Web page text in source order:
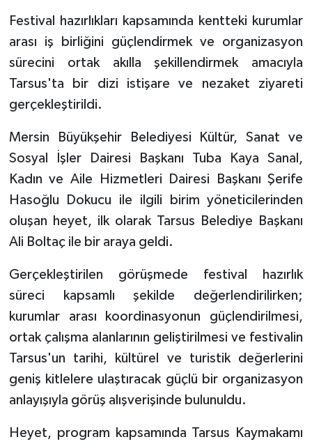
Festival hazırlıkları kapsamında kentteki kurumlar
arası iş birliğini güçlendirmek ve organizasyon
sürecini ortak akılla şekillendirmek amacıyla
Tarsus'ta bir dizi istişare ve nezaket ziyareti
gerçekleştirildi.
Mersin Büyükşehir Belediyesi Kültür, Sanat ve
Sosyal İşler Dairesi Başkanı Tuba Kaya Sanal,
Kadın ve Aile Hizmetleri Dairesi Başkanı Şerife
Hasoğlu Dokucu ile ilgili birim yöneticilerinden
oluşan heyet, ilk olarak Tarsus Belediye Başkanı
Ali Boltaç ile bir araya geldi.
Gerçekleştirilen görüşmede festival hazırlık
süreci kapsamlı şekilde değerlendirilirken;
kurumlar arası koordinasyonun güçlendirilmesi,
ortak çalışma alanlarının geliştirilmesi ve festivalin
Tarsus'un tarihi, kültürel ve turistik değerlerini
geniş kitlelere ulaştıracak güçlü bir organizasyon
anlayışıyla görüş alışverişinde bulunuldu.
Heyet, program kapsamında Tarsus Kaymakamı